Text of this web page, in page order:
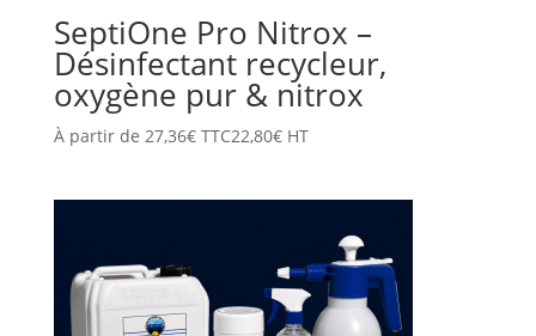
SeptiOne Pro Nitrox –
Désinfectant recycleur,
oxygène pur & nitrox
À partir de 27,36€TTC22,80€HT